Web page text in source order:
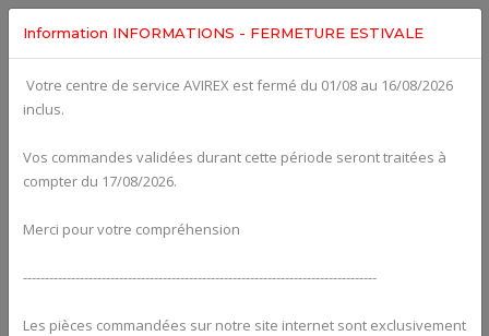
Information INFORMATIONS - FERMETURE ESTIVALE
Votre centre de service AVIREX est fermé du 01/08 au 16/08/2026
inclus.
Vos commandes validées durant cette période seront traitées à
compter du 17/08/2026.
Merci pour votre compréhension
---------------------------------------------------------------------------------
Les pièces commandées sur notre site internet sont exclusivement